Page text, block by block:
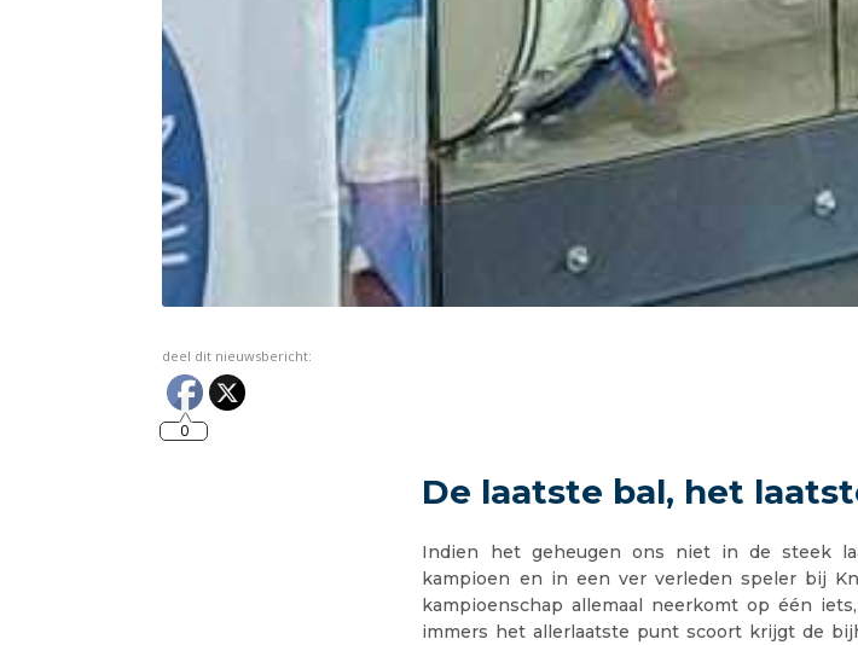
deel dit nieuwsbericht:
0
De laatste bal, het
Indien het geheugen ons niet in de steek
kampioen en in een ver verleden speler bij
kampioenschap allemaal neerkomt op één
immers het allerlaatste punt scoort krijgt de